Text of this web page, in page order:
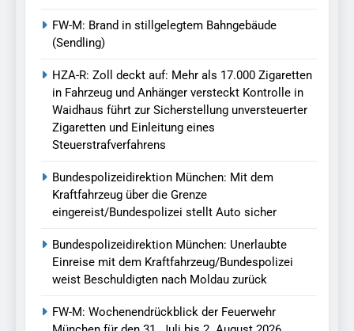
FW-M: Brand in stillgelegtem Bahngebäude
(Sendling)
HZA-R: Zoll deckt auf: Mehr als 17.000 Zigaretten
in Fahrzeug und Anhänger versteckt Kontrolle in
Waidhaus führt zur Sicherstellung unversteuerter
Zigaretten und Einleitung eines
Steuerstrafverfahrens
Bundespolizeidirektion München: Mit dem
Kraftfahrzeug über die Grenze
eingereist/Bundespolizei stellt Auto sicher
Bundespolizeidirektion München: Unerlaubte
Einreise mit dem Kraftfahrzeug/Bundespolizei
weist Beschuldigten nach Moldau zurück
FW-M: Wochenendrückblick der Feuerwehr